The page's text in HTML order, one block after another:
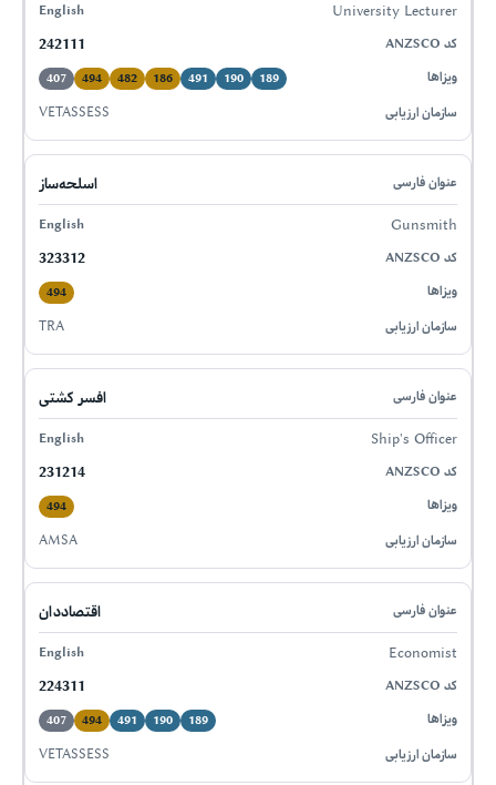
University Lecturer
242111
189
190
491
186
482
494
407
VETASSESS
اسلحه‌ساز
Gunsmith
323312
494
TRA
افسر کشتی
Ship's Officer
231214
494
AMSA
اقتصاددان
Economist
224311
189
190
491
494
407
VETASSESS